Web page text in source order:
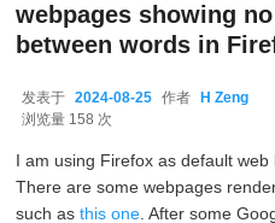
webpages showing
between words in
发表于 2024-08-25 作者 H Zeng
浏览量 158 次
I am using Firefox as default
There are some webpages
such asthis one. After some